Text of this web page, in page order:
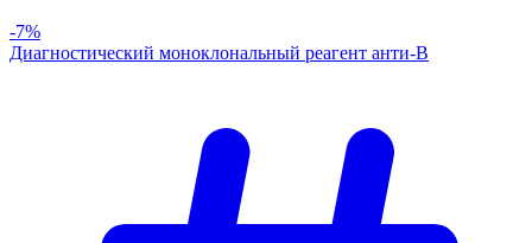
-7%
Диагностический моноклональный реагент анти-В